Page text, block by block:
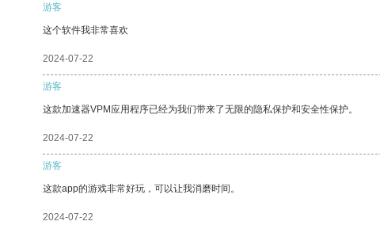
游客
这个软件我非常喜欢
2024-07-22
游客
这款加速器VPM应用程序已经为我们带来了无限的隐私保护和安全性保护。
2024-07-22
游客
这款app的游戏非常好玩，可以让我消磨时间。
2024-07-22